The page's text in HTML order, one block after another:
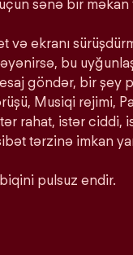
sənə bir məkan
və ekranı
bu
göndər, bir şey
Musiqi rejimi,
rahat, istər ciddi,
tərzinə imkan
pulsuz endir.